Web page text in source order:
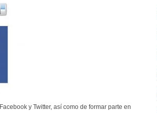
y Twitter, así como de formar parte en